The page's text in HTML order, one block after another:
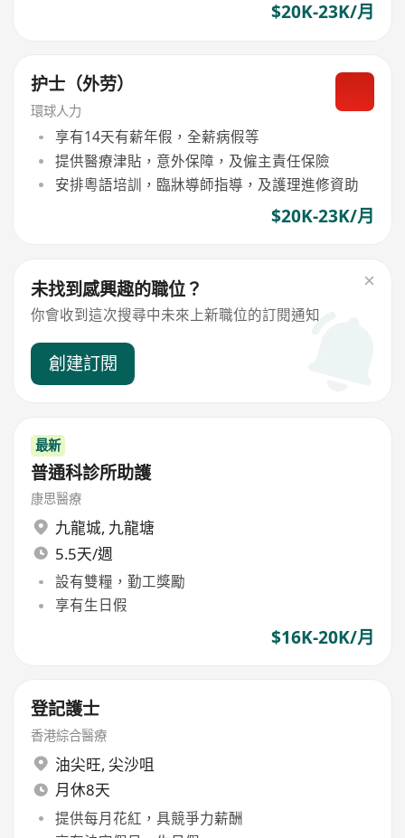
$20K-23K/月
护士（外劳）
環球人力
享有14天有薪年假，全薪病假等
提供醫療津貼，意外保障，及僱主責任保險
安排粵語培訓，臨牀導師指導，及護理進修資助
$20K-23K/月
未找到感興趣的職位？
你會收到這次搜尋中未來上新職位的訂閱通知
創建訂閱
最新
普通科診所助護
康思醫療
九龍城, 九龍塘
5.5天/週
設有雙糧，勤工獎勵
享有生日假
$16K-20K/月
登記護士
香港綜合醫療
油尖旺, 尖沙咀
月休8天
提供每月花紅，具競爭力薪酬